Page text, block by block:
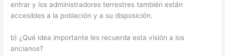
entrar y los administradores terrestres también están
accesibles a la población y a su disposición.
b) ¿Qué idea importante les recuerda esta visión a los
ancianos?